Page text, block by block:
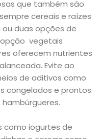
que também são
cereais e raízes
duas opções de
vegetais
oferecem nutrientes
Evite ao
de aditivos como
congelados e prontos
como iogurtes de